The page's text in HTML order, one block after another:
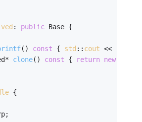
: public Base {
() const { std :: cout <<
clone() const { return new
{